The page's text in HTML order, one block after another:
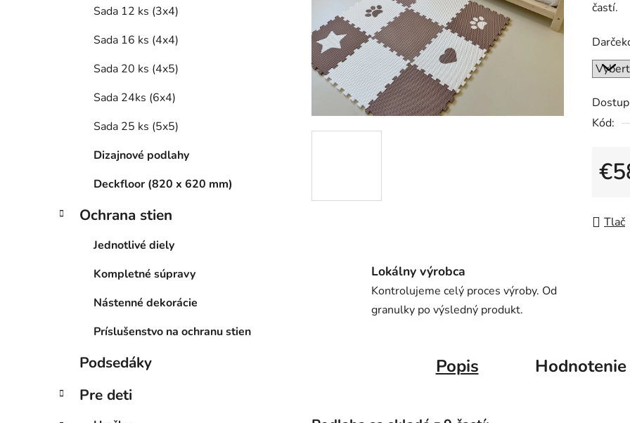
Sada 12 ks (3x4)
Sada 16 ks (4x4)
Sada 20 ks (4x5)
Sada 24ks (6x4)
Sada 25 ks (5x5)
Dizajnové podlahy
Deckfloor (820 x 620 mm)
Ochrana stien
Jednotlivé diely
Kompletné súpravy
Nástenné dekorácie
Príslušenstvo na ochranu stien
Podsedáky
Pre deti
je
z
5
častí.
Kód:
Tlač
Lokálny výrobca
Kontrolujeme celý proces výroby. Od
granulky po výsledný produkt.
Popis Hodnotenie